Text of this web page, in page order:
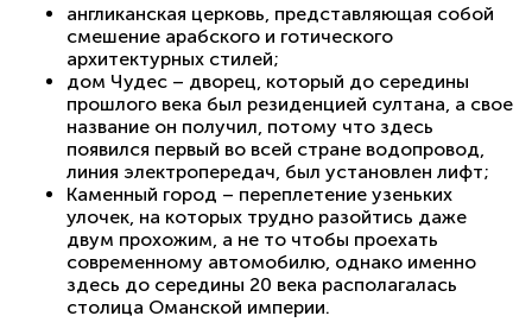
англиканская церковь, представляющая собой
смешение арабского и готического
архитектурных стилей;
дом Чудес – дворец, который до середины
прошлого века был резиденцией султана, а свое
название он получил, потому что здесь
появился первый во всей стране водопровод,
линия электропередач, был установлен лифт;
Каменный город – переплетение узеньких
улочек, на которых трудно разойтись даже
двум прохожим, а не то чтобы проехать
современному автомобилю, однако именно
здесь до середины 20 века располагалась
столица Оманской империи.